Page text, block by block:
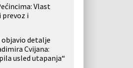
Vlast
i
objavio detalje
Cvijana:
usled utapanja“